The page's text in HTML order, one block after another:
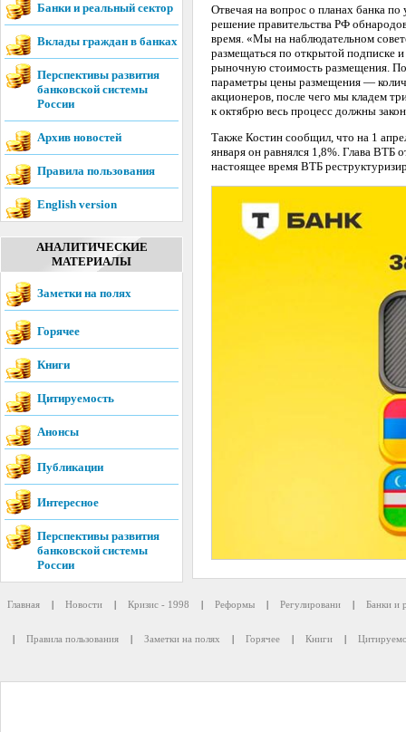
Банки и реальный сектор
Вклады граждан в банках
Перспективы развития
банковской системы
России
Архив новостей
Правила пользования
English version
АНАЛИТИЧЕСКИЕ
МАТЕРИАЛЫ
Заметки на полях
Горячее
Книги
Цитируемость
Анонсы
Публикации
Интересное
Перспективы развития
банковской системы
России
Отвечая на вопрос о планах банка
решение правительства РФ
время. «Мы на наблюдательном
размещаться по открытой подписке
рыночную стоимость размещения.
параметры цены размещения —
акционеров, после чего мы кладем
к октябрю весь процесс должны
Также Костин сообщил, что на 1
января он равнялся 1,8%. Глава ВТБ
настоящее время ВТБ
Главная | Новости | Кризис - 1998 | Реформы | Регулировани | Банки и
| Правила пользования | Заметки на полях | Горячее | Книги |